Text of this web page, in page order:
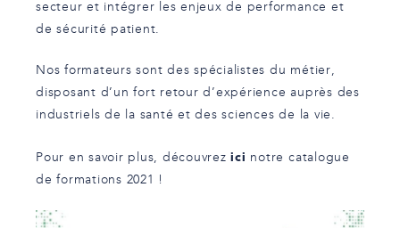
secteur et intégrer les enjeux de performance et
de sécurité patient.
Nos formateurs sont des spécialistes du métier,
disposant d’un fort retour d’expérience auprès des
industriels de la santé et des sciences de la vie.
Pour en savoir plus, découvrezici notre catalogue
de formations 2021 !